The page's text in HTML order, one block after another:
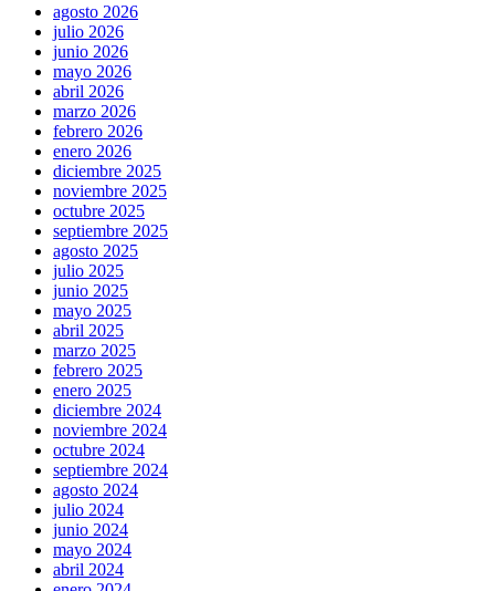
agosto 2026
julio 2026
junio 2026
mayo 2026
abril 2026
marzo 2026
febrero 2026
enero 2026
diciembre 2025
noviembre 2025
octubre 2025
septiembre 2025
agosto 2025
julio 2025
junio 2025
mayo 2025
abril 2025
marzo 2025
febrero 2025
enero 2025
diciembre 2024
noviembre 2024
octubre 2024
septiembre 2024
agosto 2024
julio 2024
junio 2024
mayo 2024
abril 2024